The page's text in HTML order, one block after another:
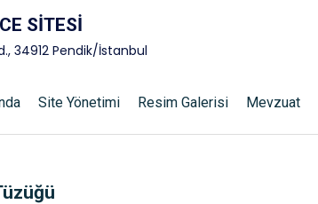
SİTESİ
34912 Pendik/İstanbul
Site Yönetimi Resim Galerisi Mevzuat